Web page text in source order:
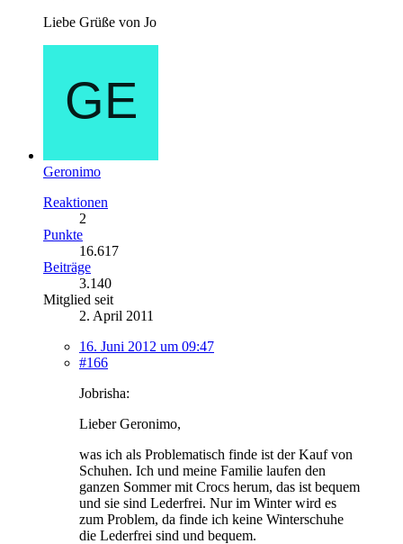
Liebe Grüße von Jo
Geronimo
Reaktionen
2
Punkte
16.617
Beiträge
3.140
Mitglied seit
2. April 2011
16. Juni 2012 um 09:47
#166
Jobrisha:
Lieber Geronimo,
was ich als Problematisch finde ist der Kauf von
Schuhen. Ich und meine Familie laufen den
ganzen Sommer mit Crocs herum, das ist bequem
und sie sind Lederfrei. Nur im Winter wird es
zum Problem, da finde ich keine Winterschuhe
die Lederfrei sind und bequem.